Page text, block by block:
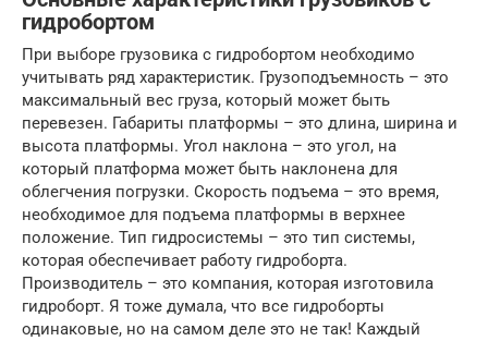
гидробортом
При выборе грузовика с гидробортом необходимо
учитывать ряд характеристик. Грузоподъемность – это
максимальный вес груза, который может быть
перевезен. Габариты платформы – это длина, ширина и
высота платформы. Угол наклона – это угол, на
который платформа может быть наклонена для
облегчения погрузки. Скорость подъема – это время,
необходимое для подъема платформы в верхнее
положение. Тип гидросистемы – это тип системы,
которая обеспечивает работу гидроборта.
Производитель – это компания, которая изготовила
гидроборт. Я тоже думала, что все гидроборты
одинаковые, но на самом деле это не так! Каждый